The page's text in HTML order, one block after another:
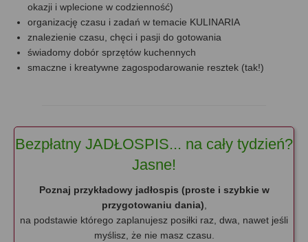
okazji i wplecione w codzienność)
organizację czasu i zadań w temacie KULINARIA
znalezienie czasu, chęci i pasji do gotowania
świadomy dobór sprzętów kuchennych
smaczne i kreatywne zagospodarowanie resztek (tak!)
Bezpłatny JADŁOSPIS... na cały tydzień?
Jasne!
Poznaj przykładowy jadłospis (proste i szybkie w
przygotowaniu dania)
na podstawie którego zaplanujesz posiłki raz, dwa, nawet jeśli
myślisz, że nie masz czasu.